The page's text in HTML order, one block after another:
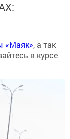
«Маяк», а так
в курсе